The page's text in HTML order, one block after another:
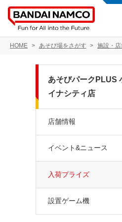
HOME あそび場をさがす 施設・
あそびパークPLUS
イナシティ店
店舗情報
イベント&ニュース
入荷プライズ
設置ゲーム機